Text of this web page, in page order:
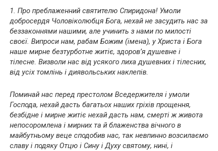
1. Про преблаженний святителю Спиридона! Умоли
добросердя Чоловіколюбця Бога, нехай не засудить нас за
беззаконнями нашими, але учинить з нами по милості
своєї. Випроси нам, рабам Божим (імена), у Христа і Бога
наше мирне безтурботне житіє, здоров’я душевне і
тілесне. Визволи нас від усякого лиха душевних і тілесних,
від усіх томлінь і диявольських наклепів.
Поминай нас перед престолом Вседержителя і умоли
Господа, нехай дасть багатьох наших гріхів прощення,
безбідне і мирне житіє нехай дасть нам, cмepті ж живота
непосоромлена і мирних та й блаженства вічного в
майбутньому веце сподобив нас, так невпинно возсилаємо
славу і подяку Отцю і Сину і Духу святому, нині, і